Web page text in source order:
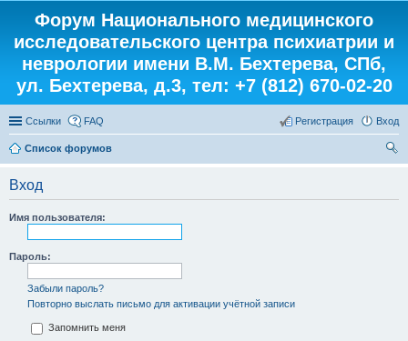
Форум Национального медицинского
исследовательского центра психиатрии и
неврологии имени В.М. Бехтерева, СПб,
ул. Бехтерева, д.3, тел: +7 (812) 670-02-20
Ссылки FAQ Вход
Регистрация
Список форумов
Вход
Имя пользователя:
Пароль:
Забыли пароль?
Повторно выслать письмо для активации учётной записи
Запомнить меня